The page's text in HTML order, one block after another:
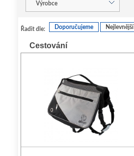
Výrobce
Řadit dle: Doporučujeme Nejlevnější
Cestování